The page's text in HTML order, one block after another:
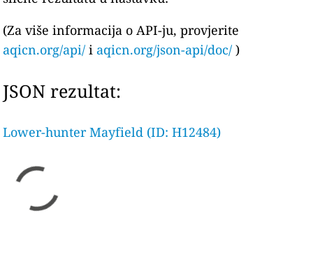
(Za više informacija o API-ju, provjerite
aqicn.org/api/ i aqicn.org/json-api/doc/ )
JSON rezultat:
Lower-hunter Mayfield (ID: H12484)